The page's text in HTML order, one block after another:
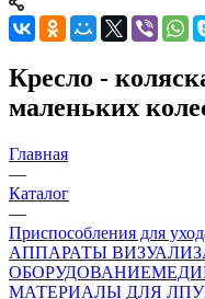
Кресло -
маленьких
Главная
—
Каталог
—
Приспособления для
АППАРАТЫ
ОБОРУДОВАНИЕ
МАТЕРИАЛЫ ДЛЯ ЛПУ